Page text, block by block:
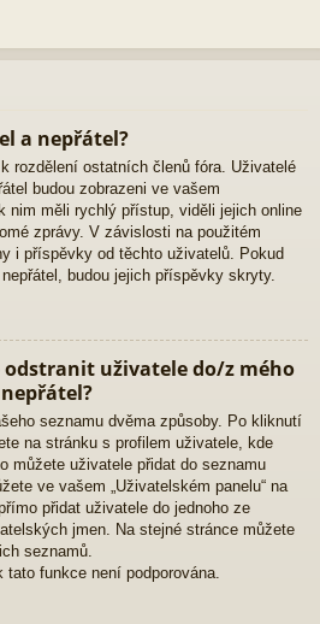
a nepřátel?
rozdělení ostatních členů fóra. Uživatelé
budou zobrazeni ve vašem
nim měli rychlý přístup, viděli jejich online
zprávy. V závislosti na použitém
i příspěvky od těchto uživatelů. Pokud
budou jejich příspěvky skryty.
odstranit uživatele do/z mého
seznamu dvěma způsoby. Po kliknutí
na stránku s profilem uživatele, kde
můžete uživatele přidat do seznamu
ve vašem „Uživatelském panelu“ na
přidat uživatele do jednoho ze
jmen. Na stejné stránce můžete
seznamů.
funkce není podporována.